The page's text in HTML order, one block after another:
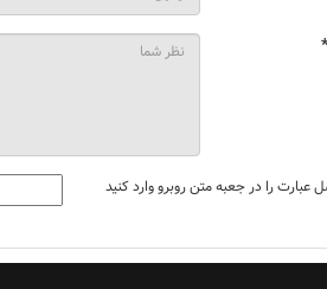
عبارت را در جعبه متن روبرو وارد کنید